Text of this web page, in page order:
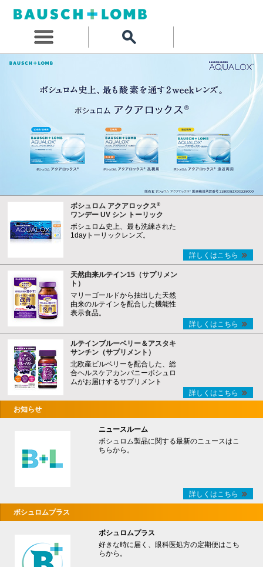
ボシュロム アクアロックス®
ワンデー UV シン トーリック
ボシュロム史上、最も洗練された
1dayトーリックレンズ。
詳しくはこちら
天然由来ルテイン15（サプリメン
ト）
マリーゴールドから抽出した天然
由来のルテインを配合した機能性
表示食品。
詳しくはこちら
ルテインブルーベリー＆アスタキ
サンチン（サプリメント）
北欧産ビルベリーを配合した、総
合ヘルスケアカンパニーボシュロ
ムがお届けするサプリメント
詳しくはこちら
お知らせ
ニュースルーム
ボシュロム製品に関する最新のニュースはこ
ちらから。
詳しくはこちら
ボシュロムプラス
ボシュロムプラス
好きな時に届く、眼科医処方の定期便はこち
らから。